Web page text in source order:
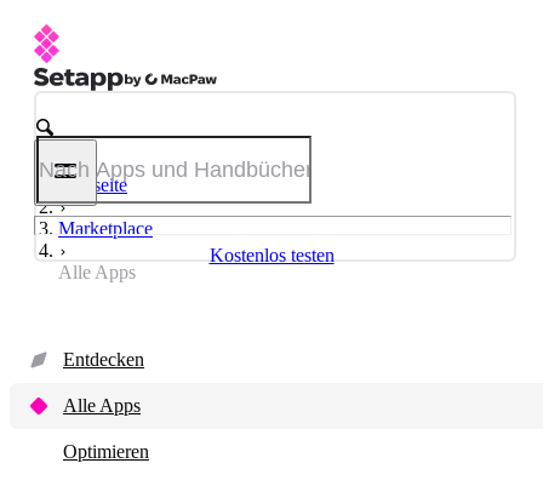
Kostenlos testen
Startseite
Marketplace
Alle Apps
Entdecken
Alle Apps
Optimieren